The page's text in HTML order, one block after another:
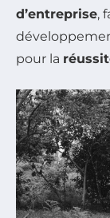
d’entreprise,
pour la